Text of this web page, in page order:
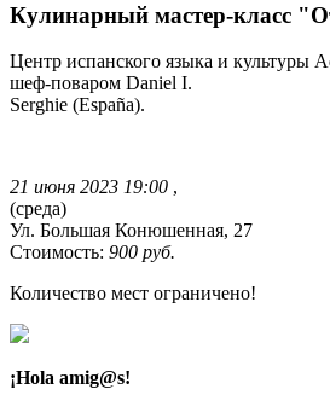
Кулинарный мастер-класс
Центр испанского языка и культуры
шеф-поваром Daniel I.
Serghie (España).
21 июня 2023 19:00 ,
(среда)
Ул. Большая Конюшенная, 27
Стоимость: 900 руб.
Количество мест ограничено!
¡Hola amig@s!